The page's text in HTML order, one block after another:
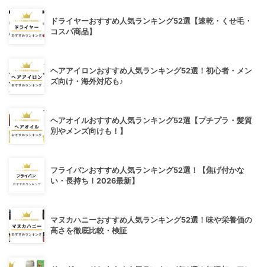
ドライヤーおすすめ人気ランキング52選【速乾・くせ毛・
コスパ商品】
ヘアアイロンおすすめ人気ランキング52選！初心者・メン
ズ向け・海外対応も♪
ヘアオイルおすすめ人気ランキング52選【プチプラ・髪質
別やメンズ向けも！】
フライパンおすすめ人気ランキング52選！【焦げ付かな
い・長持ち！2026最新】
マヌカハニーおすすめ人気ランキング52選！味や栄養価の
高さを徹底比較・検証